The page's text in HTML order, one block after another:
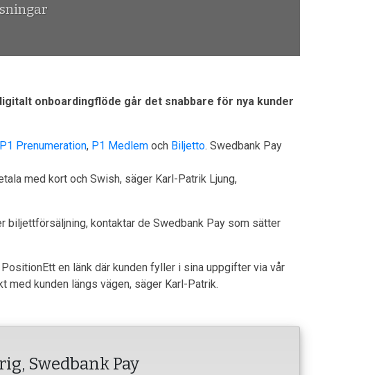
onboardingflöde går det snabbare för nya kunder
P1 Prenumeration, P1 Medlem och Biljetto. Swedbank Pay
med kort och Swish, säger Karl-Patrik Ljung,
biljettförsäljning, kontaktar de Swedbank Pay som sätter
en länk där kunden fyller i sina uppgifter via vår
kunden längs vägen, säger Karl-Patrik.
Swedbank Pay